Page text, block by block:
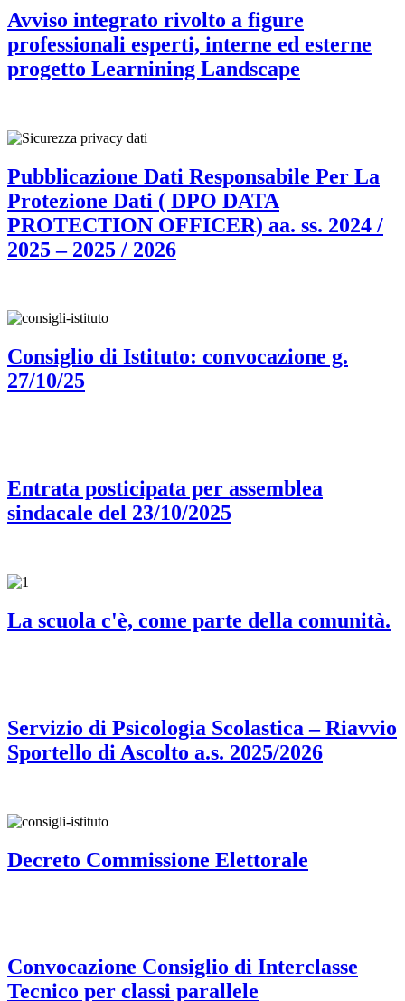
Avviso integrato rivolto a figure
professionali esperti, interne ed esterne
progetto Learnining Landscape
Pubblicazione Dati Responsabile Per La
Protezione Dati ( DPO DATA
PROTECTION OFFICER) aa. ss. 2024 /
2025 – 2025 / 2026
Consiglio di Istituto: convocazione g.
27/10/25
Entrata posticipata per assemblea
sindacale del 23/10/2025
La scuola c'è, come parte della comunità.
Servizio di Psicologia Scolastica – Riavvio
Sportello di Ascolto a.s. 2025/2026
Decreto Commissione Elettorale
Convocazione Consiglio di Interclasse
Tecnico per classi parallele